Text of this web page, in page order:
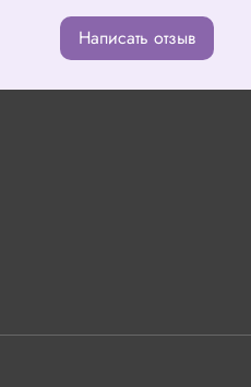
Написать отзыв